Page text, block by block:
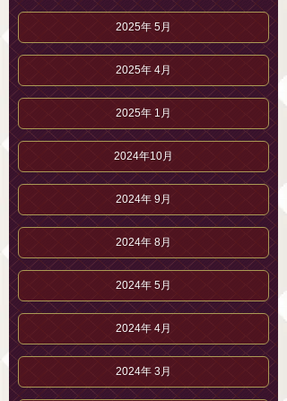
2025年 5月
2025年 4月
2025年 1月
2024年10月
2024年 9月
2024年 8月
2024年 5月
2024年 4月
2024年 3月